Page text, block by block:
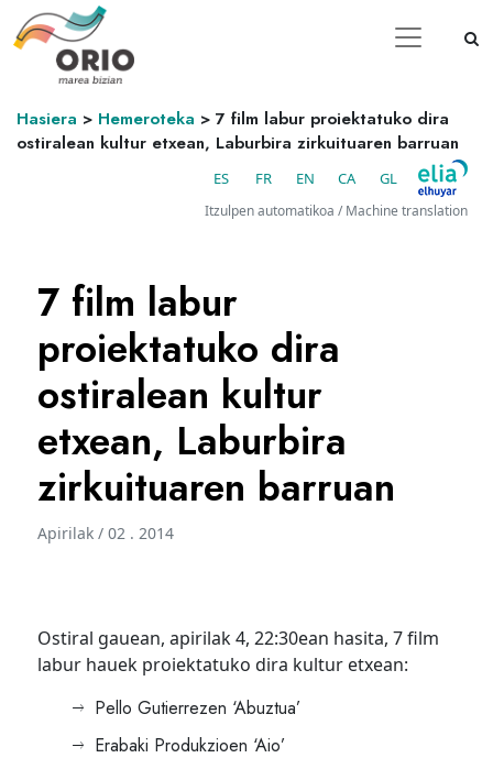
Hasiera > Hemeroteka > 7 film labur proiektatuko dira
ostiralean kultur etxean, Laburbira zirkuituaren barruan
ES FR EN CA GL
Itzulpen automatikoa / Machine translation
7 film labur
proiektatuko dira
ostiralean kultur
etxean, Laburbira
zirkuituaren barruan
Apirilak / 02 . 2014
Ostiral gauean, apirilak 4, 22:30ean hasita, 7 film
labur hauek proiektatuko dira kultur etxean:
Pello Gutierrezen ‘Abuztua’
Erabaki Produkzioen ‘Aio’